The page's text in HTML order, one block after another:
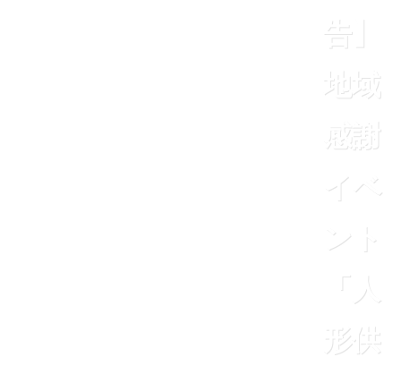
告】
地域
感謝
イベ
ント
「人
形供